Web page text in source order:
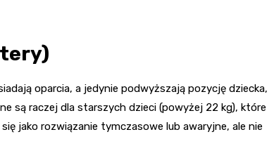
oparcia, a jedynie podwyższają pozycję dziecka,
są raczej dla starszych dzieci (powyżej 22 kg), które
jako rozwiązanie tymczasowe lub awaryjne, ale nie